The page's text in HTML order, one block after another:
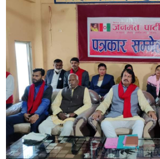
सुदूरपश्चिम
मधेश
विशेष
राजनीति
प्रमुख
समाचार
राष्ट्रिय